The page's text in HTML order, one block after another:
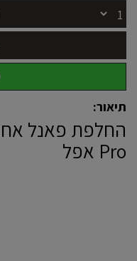
תיאור:
Pro אפל